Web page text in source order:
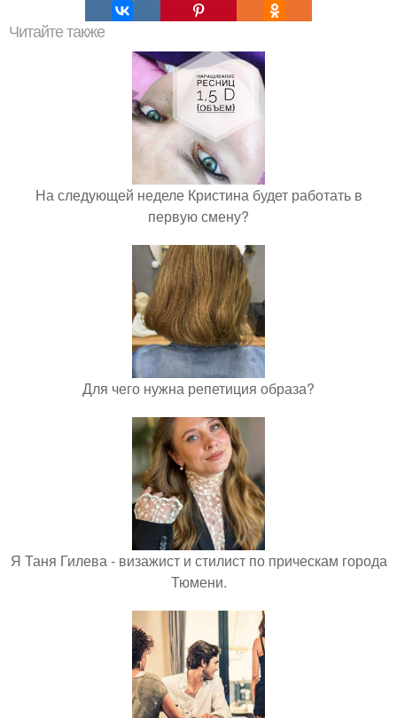
Читайте также
На следующей неделе Кристина будет работать в
первую смену?
Для чего нужна репетиция образа?
Я Таня Гилева - визажист и стилист по прическам города
Тюмени.